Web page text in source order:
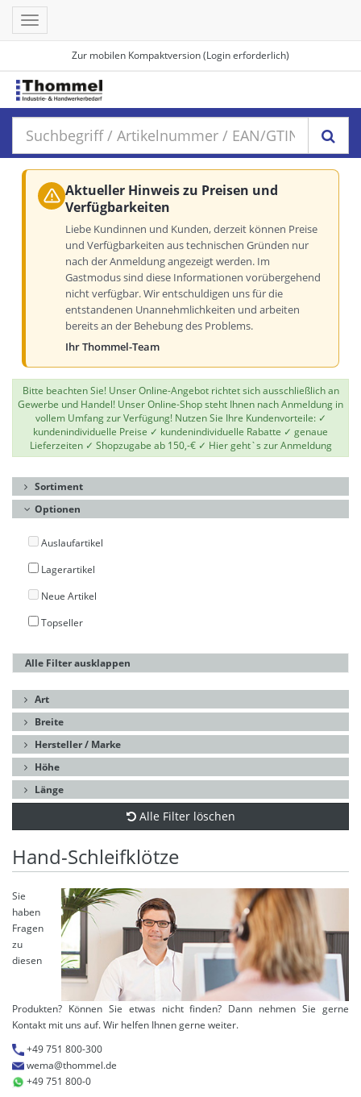
Zur mobilen Kompaktversion (Login erforderlich)
Toggle
navigation
Aktueller Hinweis zu Preisen und
Verfügbarkeiten
Liebe Kundinnen und Kunden, derzeit können Preise
und Verfügbarkeiten aus technischen Gründen nur
nach der Anmeldung angezeigt werden. Im
Gastmodus sind diese Informationen vorübergehend
nicht verfügbar. Wir entschuldigen uns für die
entstandenen Unannehmlichkeiten und arbeiten
bereits an der Behebung des Problems.
Ihr Thommel-Team
Bitte beachten Sie! Unser Online-Angebot richtet sich ausschließlich an
Gewerbe und Handel! Unser Online-Shop steht Ihnen nach Anmeldung in
vollem Umfang zur Verfügung! Nutzen Sie Ihre Kundenvorteile: ✓
kundenindividuelle Preise ✓ kundenindividuelle Rabatte ✓ genaue
Lieferzeiten ✓ Shopzugabe ab 150,-€ ✓ Hier geht`s zur Anmeldung
Sortiment
Optionen
Auslaufartikel
Lagerartikel
Neue Artikel
Topseller
Alle Filter ausklappen
Art
Breite
Hersteller / Marke
Höhe
Länge
Alle Filter löschen
Hand-Schleifklötze
Sie
haben
Fragen
zu
diesen
Produkten? Können Sie etwas nicht finden? Dann nehmen Sie gerne
Kontakt mit uns auf. Wir helfen Ihnen gerne weiter.
+49 751 800-300
wema@thommel.de
+49 751 800-0